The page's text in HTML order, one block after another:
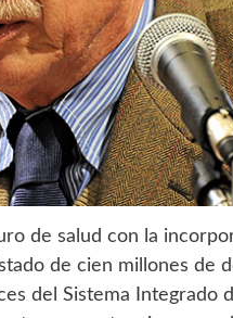
de salud con la
de cien millones de
del Sistema Integrado